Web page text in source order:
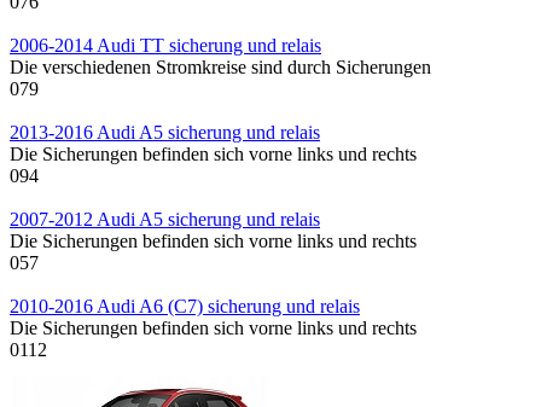
2006-2014 Audi TT sicherung und relais
Die verschiedenen Stromkreise sind durch Sicherungen
079
2013-2016 Audi A5 sicherung und relais
Die Sicherungen befinden sich vorne links und rechts
094
2007-2012 Audi A5 sicherung und relais
Die Sicherungen befinden sich vorne links und rechts
057
2010-2016 Audi A6 (C7) sicherung und relais
Die Sicherungen befinden sich vorne links und rechts
0112